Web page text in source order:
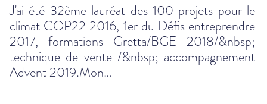
J'ai été 32ème lauréat des 100 projets pour le
climat COP22 2016, 1er du Défis entreprendre
2017, formations Gretta/BGE 2018/&nbsp;
technique de vente /&nbsp; accompagnement
Advent 2019.Mon…